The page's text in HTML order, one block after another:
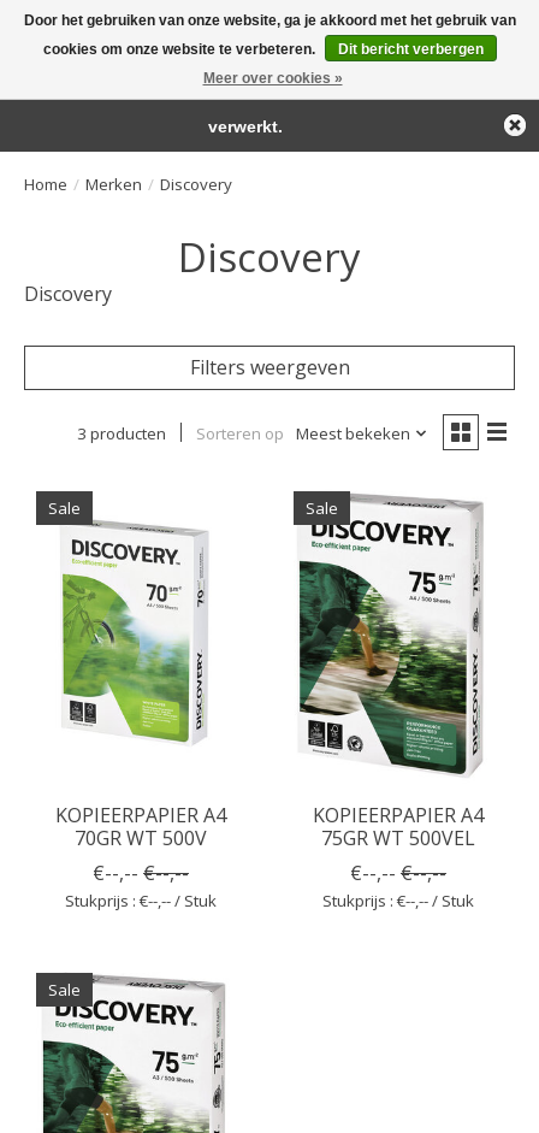
Large selection of products and fast shipping!
Home / Merken / Discovery
Discovery
Discovery
Filters weergeven
3 producten Sorteren op Meest bekeken
Sale
KOPIEERPAPIER A4
70GR WT 500V
€--,-- €--,--
Stukprijs : €--,-- / Stuk
Sale
KOPIEERPAPIER A4
75GR WT 500VEL
€--,-- €--,--
Stukprijs : €--,-- / Stuk
Sale
Door het gebruiken van onze website, ga je akkoord met het gebruik van
cookies om onze website te verbeteren.
Dit bericht verbergen
Meer over cookies »
← Keer terug naar de backofficeDeze winkel is in aanbouw.
Eventueel geplaatste orders zullen niet worden gehonoreerd of
verwerkt.